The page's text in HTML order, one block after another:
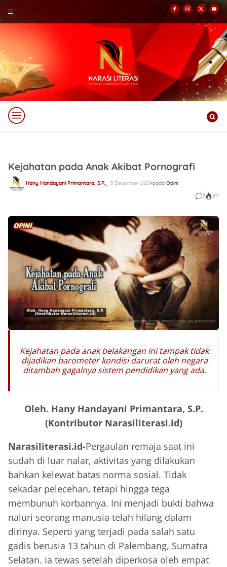
Kejahatan pada Anak Akibat Pornografi
Hany Handayani Primantara, S.P. 5 December 2024pada Opini
3
511
Kejahatan pada anak belakangan ini tampak tidak
dijadikan barometer kondisi darurat oleh negara
ditambah gagalnya sistem pendidikan yang ada.
Oleh. Hany Handayani Primantara, S.P.
(Kontributor Narasiliterasi.id)
Narasiliterasi.id-Pergaulan remaja saat ini
sudah di luar nalar, aktivitas yang dilakukan
bahkan kelewat batas norma sosial. Tidak
sekadar pelecehan, tetapi hingga tega
membunuh korbannya. Ini menjadi bukti bahwa
naluri seorang manusia telah hilang dalam
dirinya. Seperti yang terjadi pada salah satu
gadis berusia 13 tahun di Palembang, Sumatra
Selatan. Ia tewas setelah diperkosa oleh empat